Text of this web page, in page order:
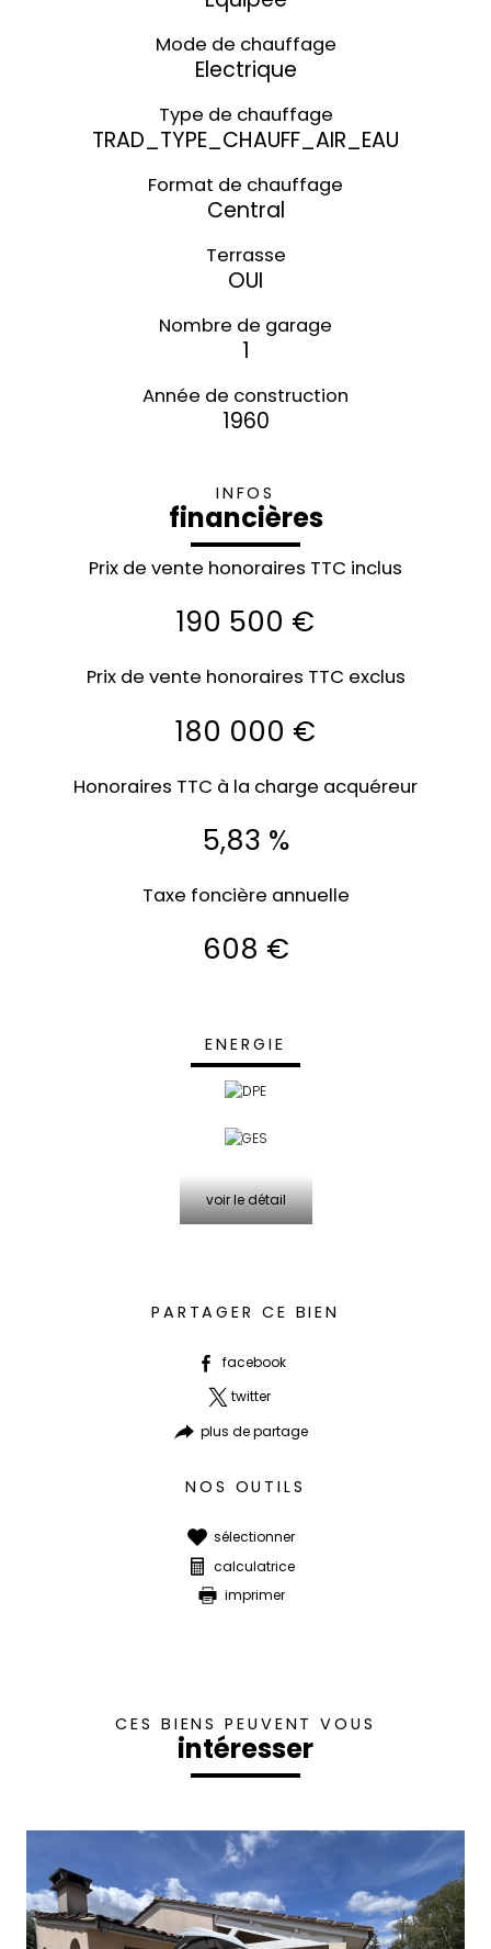
Mode de chauffage
Electrique
Type de chauffage
TRAD_TYPE_CHAUFF_AIR_EAU
Format de chauffage
Central
Terrasse
OUI
Nombre de garage
1
Année de construction
1960
INFOS
financières
Prix de vente honoraires TTC inclus
190 500 €
Prix de vente honoraires TTC exclus
180 000 €
Honoraires TTC à la charge acquéreur
5,83 %
Taxe foncière annuelle
608 €
ENERGIE
voir le détail
PARTAGER CE BIEN
facebook
twitter
plus de partage
NOS OUTILS
sélectionner
calculatrice
imprimer
CES BIENS PEUVENT VOUS
intéresser